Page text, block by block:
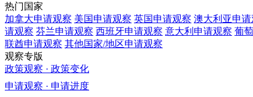
热门国家
加拿大申请观察 美国申请观察 英国申请观察 澳大利亚申
请观察 芬兰申请观察 西班牙申请观察 意大利 申请观察 葡
联酋申请观察 其他国家/地区申请观察
观察专版
政策观察 · 政策变化
申请观察 · 申请进度